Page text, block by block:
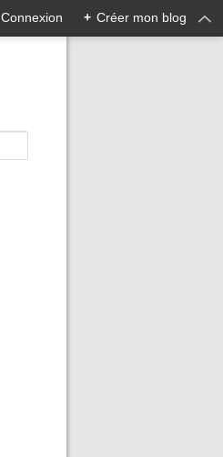
Connexion + Créer mon blog